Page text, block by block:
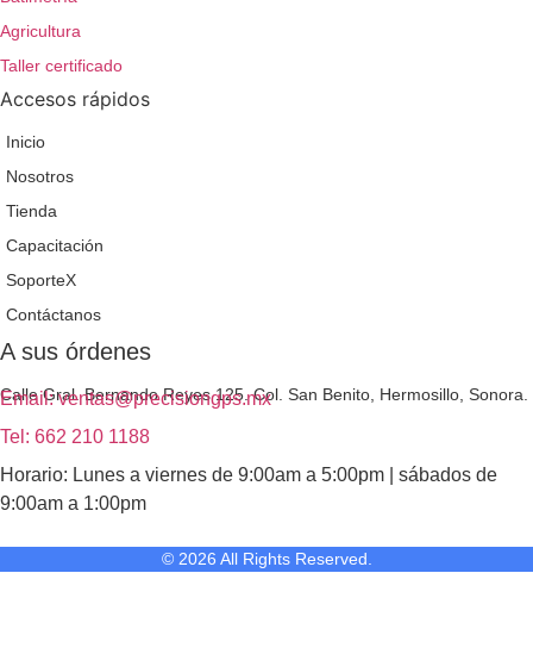
Agricultura
Taller certificado
Accesos rápidos
Inicio
Nosotros
Tienda
Capacitación
SoporteX
Contáctanos
A sus órdenes
Calle Gral. Bernando Reyes 125. Col. San Benito, Hermosillo, Sonora.
Email: ventas@precisiongps.mx
Tel: 662 210 1188
Horario: Lunes a viernes de 9:00am a 5:00pm | sábados de
9:00am a 1:00pm
© 2026 All Rights Reserved.